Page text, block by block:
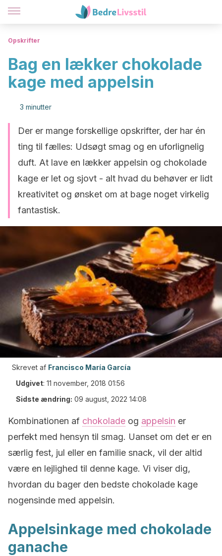
Opskrifter
Bag en lækker chokolade
kage med appelsin
3 minutter
Der er mange forskellige opskrifter, der har én
ting til fælles: Udsøgt smag og en uforlignelig
duft. At lave en lækker appelsin og chokolade
kage er let og sjovt - alt hvad du behøver er lidt
kreativitet og ønsket om at bage noget virkelig
fantastisk.
Skrevet af Francisco María García
Udgivet: 11 november, 2018 01:56
Sidste ændring: 09 august, 2022 14:08
Kombinationen af chokolade og appelsin er
perfekt med hensyn til smag. Uanset om det er en
særlig fest, jul eller en familie snack, vil der altid
være en lejlighed til denne kage. Vi viser dig,
hvordan du bager den bedste chokolade kage
nogensinde med appelsin.
Appelsinkage med chokolade
ganache